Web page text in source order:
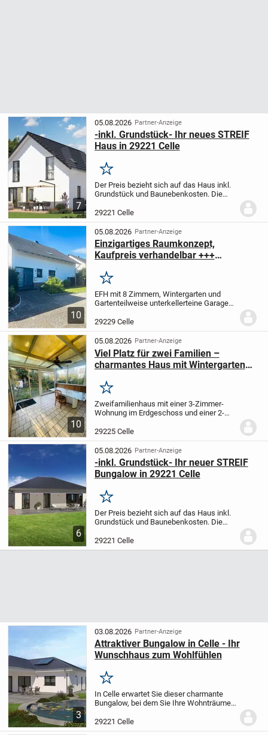
7
05.08.2026 Partner-Anzeige
-inkl. Grundstück- Ihr neues STREIF
Haus in 29221 Celle
Merken
Der Preis bezieht sich auf das Haus inkl.
Grundstück und Baunebenkosten. Die
Grundstückskosten an
willkommen bei STREIF, Ihrem
zuverlässigen Partner für...
29221 Celle
10
05.08.2026 Partner-Anzeige
Einzigartiges Raumkonzept,
Kaufpreis verhandelbar +++
Einfamilienhaus mit Wintergarten &
PV
Merken
EFH mit 8 Zimmern, Wintergarten und
Gartenteilweise unterkellerteine Garage
Außenstellplatz
Zustand
29229 Celle
10
05.08.2026 Partner-Anzeige
Viel Platz für zwei Familien –
charmantes Haus mit Wintergarten
Merken
Zweifamilienhaus mit einer 3-Zimmer-
Wohnung im Erdgeschoss und einer 2-
Obergeschoss
GartenVollkeller (ca. 70 m²)ein Carport-
Stellplatzbeide Wohnungen neu
vermietet...
29225 Celle
6
05.08.2026 Partner-Anzeige
-inkl. Grundstück- Ihr neuer STREIF
Bungalow in 29221 Celle
Merken
Der Preis bezieht sich auf das Haus inkl.
Grundstück und Baunebenkosten. Die
Grundstückskosten an
willkommen bei STREIF, Ihrem
29221 Celle
3
03.08.2026 Partner-Anzeige
Attraktiver Bungalow in Celle - Ihr
Wunschhaus zum Wohlfühlen
Merken
In Celle erwartet Sie dieser charmante
Bungalow, bei dem Sie Ihre Wohnträume
Wohnfläche von 142,02 m², verteilt auf
vier Räume mit drei gemütlichen
29221 Celle